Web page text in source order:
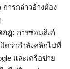
การกล่าวอ้างต้อง
กฎ: การซ่อนลิงก์
ดว่ากำลังคลิกไปที่
และเครือข่าย